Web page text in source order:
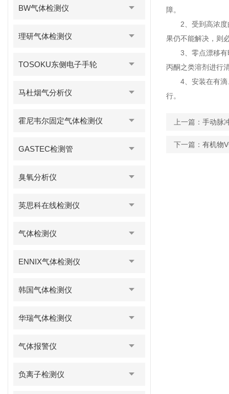
BW气体检测仪
理研气体检测仪
TOSOKU东侧电子手轮
马杜烟气分析仪
霍尼韦尔固定气体检测仪
GASTEC检测管
臭氧分析仪
英思科在线检测仪
气体检测仪
ENNIX气体检测仪
韩国气体检测仪
华瑞气体检测仪
气体报警仪
负离子检测仪
障。
2、受到高浓度的
果仍不能解决，则
3、零点漂移有时
丙酮之类溶剂进行
4、安装在有滴、
行。
上一篇： 手动脉
下一篇： 有机物